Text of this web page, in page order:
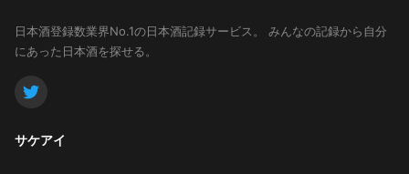
日本酒登録数業界No.1の日本酒記録サービス。
みんなの記録から自分
にあった日本酒を探せる。
サケアイ